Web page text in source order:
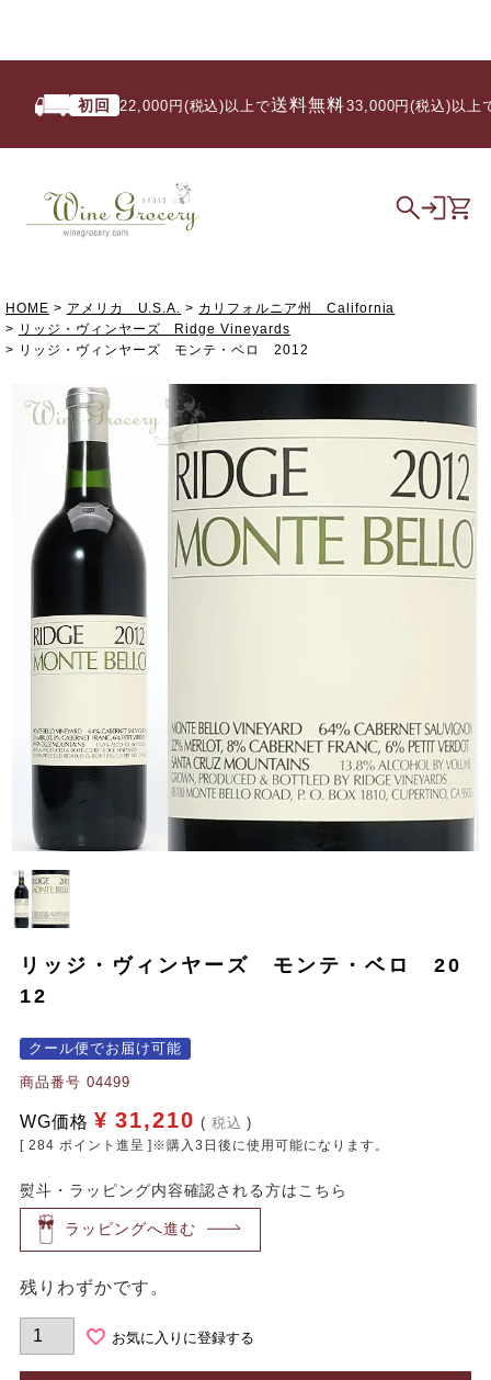
初回 22,000円(税込)以上で送料無料/ 33,000円(税込)以上で
HOME アメリカ U.S.A.
カリフォルニア州 California
リッジ・ヴィンヤーズ Ridge Vineyards
リッジ・ヴィンヤーズ モンテ・ベロ 2012
リッジ・ヴィンヤーズ モンテ・ベロ 20
12
クール便でお届け可能
商品番号 04499
WG価格 ¥ 31,210 税込
[ 284 ポイント進呈 ]※購入3日後に使用可能になります。
熨斗・ラッピング内容確認される方はこちら
ラッピングへ進む
残りわずかです。
お気に入りに登録する